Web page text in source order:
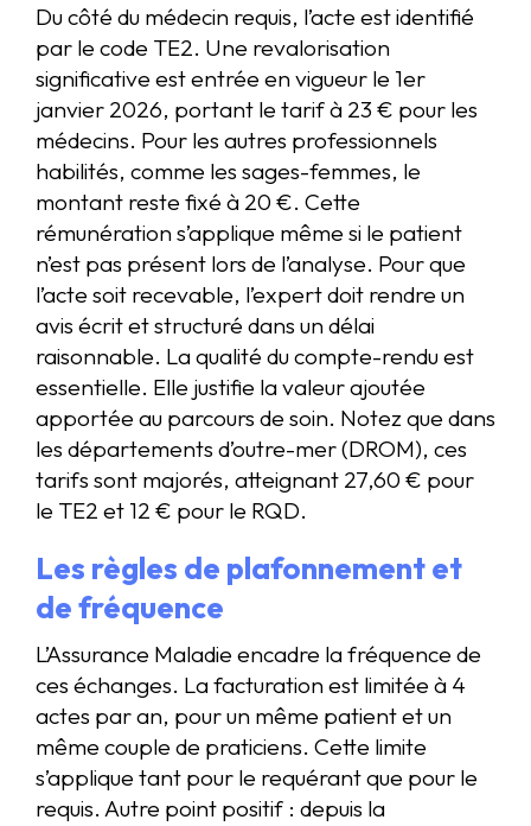
Du côté du médecin requis, l’acte est identifié
par le code TE2. Une revalorisation
significative est entrée en vigueur le 1er
janvier 2026, portant le tarif à 23 € pour les
médecins. Pour les autres professionnels
habilités, comme les sages-femmes, le
montant reste fixé à 20 €. Cette
rémunération s’applique même si le patient
n’est pas présent lors de l’analyse. Pour que
l’acte soit recevable, l’expert doit rendre un
avis écrit et structuré dans un délai
raisonnable. La qualité du compte-rendu est
essentielle. Elle justifie la valeur ajoutée
apportée au parcours de soin. Notez que dans
les départements d’outre-mer (DROM), ces
tarifs sont majorés, atteignant 27,60 € pour
le TE2 et 12 € pour le RQD.
Les règles de plafonnement et
de fréquence
L’Assurance Maladie encadre la fréquence de
ces échanges. La facturation est limitée à 4
actes par an, pour un même patient et un
même couple de praticiens. Cette limite
s’applique tant pour le requérant que pour le
requis. Autre point positif : depuis la